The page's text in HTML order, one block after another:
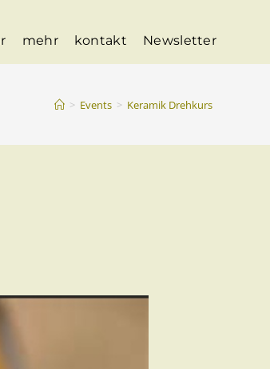
mehr kontakt Newsletter
> Events > Keramik Drehkurs